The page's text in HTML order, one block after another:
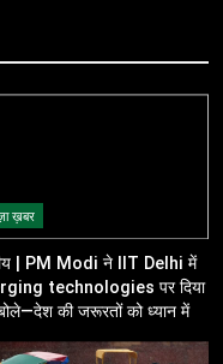
ख़बर
| PM Modi ने IIT Delhi में
technologies पर दिया
की जरूरतों को ध्यान में